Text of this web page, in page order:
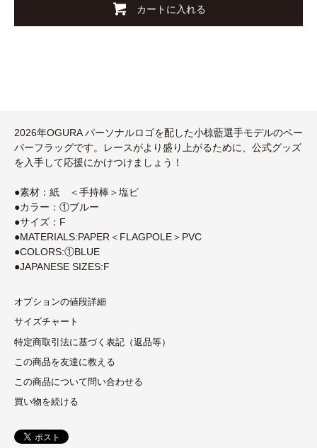
カートに入れる
2026年OGURA パーソナルロゴを配した小椋藍選手モデルのペー
パーフラッグです。レースがより盛り上がるために、公式グッズ
を入手して応援にかけつけましょう！
●素材：紙 ＜手持棒＞塩ビ
●カラー：①ブルー
●サイズ：F
●MATERIALS:PAPER＜FLAGPOLE＞PVC
●COLORS:①BLUE
●JAPANESE SIZES:F
オプションの値段詳細
サイズチャート
特定商取引法に基づく表記（返品等）
この商品を友達に教える
この商品について問い合わせる
買い物を続ける